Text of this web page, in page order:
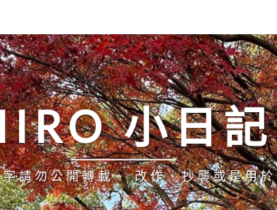
小日記
請勿公開轉載、 改作、抄襲或是用